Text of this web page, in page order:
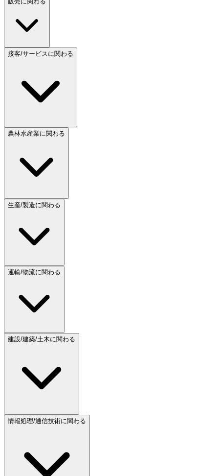
接客/サービスに関わる
農林水産業に関わる
生産/製造に関わる
運輸/物流に関わる
建設/建築/土木に関わる
情報処理/通信技術に関わる